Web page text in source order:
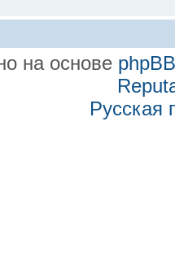
на основе phpBB
Русская